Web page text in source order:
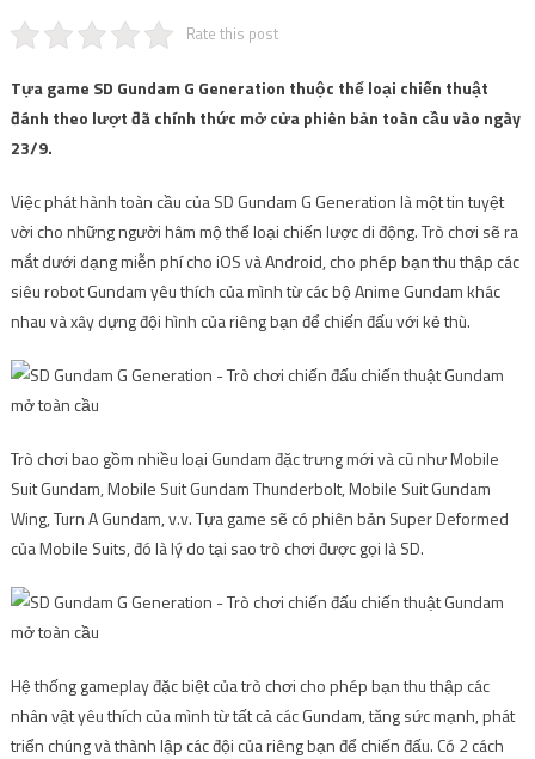
Rate this post
Tựa game SD Gundam G Generation thuộc thể loại chiến thuật
đánh theo lượt đã chính thức mở cửa phiên bản toàn cầu vào ngày
23/9.
Việc phát hành toàn cầu của SD Gundam G Generation là một tin tuyệt
vời cho những người hâm mộ thể loại chiến lược di động. Trò chơi sẽ ra
mắt dưới dạng miễn phí cho iOS và Android, cho phép bạn thu thập các
siêu robot Gundam yêu thích của mình từ các bộ Anime Gundam khác
nhau và xây dựng đội hình của riêng bạn để chiến đấu với kẻ thù.
Trò chơi bao gồm nhiều loại Gundam đặc trưng mới và cũ như Mobile
Suit Gundam, Mobile Suit Gundam Thunderbolt, Mobile Suit Gundam
Wing, Turn A Gundam, v.v. Tựa game sẽ có phiên bản Super Deformed
của Mobile Suits, đó là lý do tại sao trò chơi được gọi là SD.
Hệ thống gameplay đặc biệt của trò chơi cho phép bạn thu thập các
nhân vật yêu thích của mình từ tất cả các Gundam, tăng sức mạnh, phát
triển chúng và thành lập các đội của riêng bạn để chiến đấu. Có 2 cách